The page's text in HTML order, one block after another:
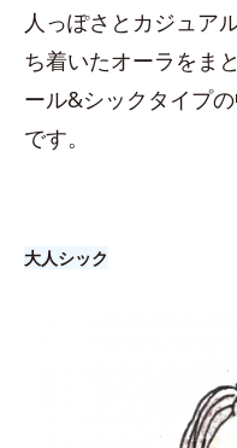
人っぽさとカジュア
ち着いたオーラをま
ール&シックタイプ
です。
大人シック